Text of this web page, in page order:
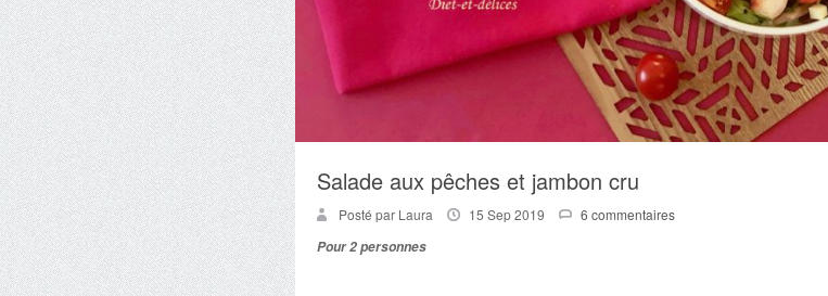
Salade aux pêches et jambon cru
Posté par Laura 15 Sep 2019
6 commentaires
Pour 2 personnes